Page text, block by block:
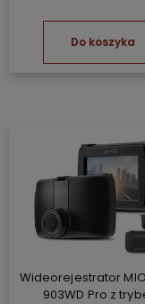
Do koszyka
Wideorejestrator
903WD Pro z